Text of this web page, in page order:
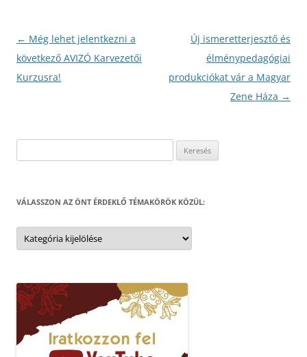
Bejegyzés
navigáció
← Még lehet jelentkezni a
következő AVIZÓ Karvezetői
Kurzusra!
Új ismeretterjesztő és
élménypedagógiai
produkciókat vár a Magyar
Zene Háza →
VÁLASSZON AZ ÖNT ÉRDEKLŐ TÉMAKÖRÖK KÖZÜL:
Válasszon
az
Önt